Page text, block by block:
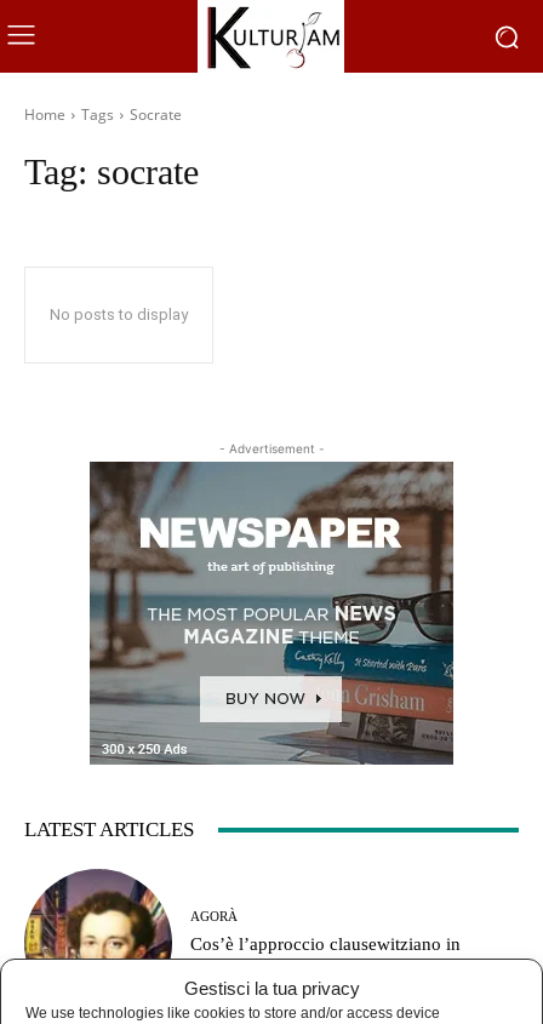
Gestisci la tua privacy
We use technologies like cookies to store and/or access device
Home Tags Socrate
Tag: socrate
No posts to display
- Advertisement -
LATEST ARTICLES
AGORÀ
Cos’è l’approccio clausewitziano in
geopolitica?